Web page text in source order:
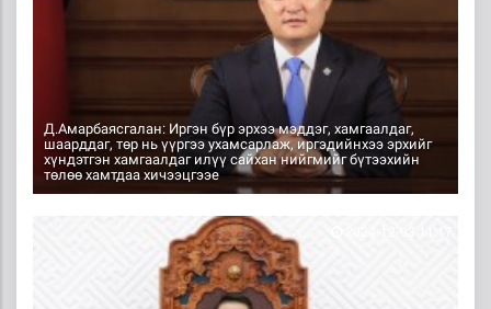
Д.Амарбаясгалан: Иргэн бүр эрхээ мэддэг, хамгаалдаг,
шаарддаг, төр нь үүргээ ухамсарлаж, иргэдийнхээ эрхийг
хүндэтгэн хамгаалдаг илүү сайхан нийгмийг бүтээхийн
төлөө хамтдаа хичээцгээе